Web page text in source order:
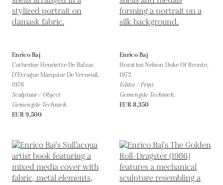
Enrico Baj
Catherine Henriette De Balzac
D’Etrague Marquise De Verneuil,
1978
Sculptuur / Object
Gemengde Techniek.
EUR 9,500
Enrico Baj
Horatius Nelson Duke Of Bronte,
1972
Editie / Print
Gemengde Techniek.
EUR 8,350